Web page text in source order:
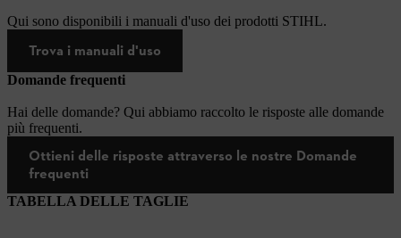
Qui sono disponibili i manuali d'uso dei prodotti STIHL.
Trova i manuali d'uso
Domande frequenti
Hai delle domande? Qui abbiamo raccolto le risposte alle domande
più frequenti.
Ottieni delle risposte attraverso le nostre Domande
frequenti
TABELLA DELLE TAGLIE